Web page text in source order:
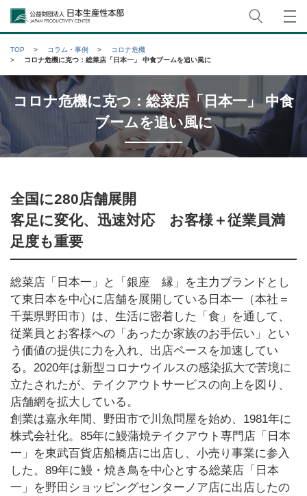
公益財団法人日本生産性本部
TOP コラム・事例
コロナ危機
コロナ危機に克つ：総菜店「日本一」 中食ブームを追い風に
コロナ危機に克つ：総菜店「日本一」 中食
ブームを追い風に
全国に280店舗展開
客足に変化、迅速対応 お客様＋従業員満
足度も重要
総菜店「日本一」と「銀座 縁」を主力ブランドとし
て東日本を中心に店舗を展開している日本一（本社＝
千葉県野田市）は、生活に密着した「食」を通して、
従業員とお客様への「あったか家族のお手伝い」とい
う価値の提供に力を入れ、出店ペースを加速してい
る。2020年は新型コロナウイルスの感染拡大で苦境に
立たされたが、テイクアウトサービスの向上を図り、
店舗網を拡大している。
創業は嘉永年間、野田市で川魚問屋を始め、1981年に
株式会社化。85年に鰻蒲焼テイクアウト専門店「日本
一」を東武百貨店船橋店に出店し、小売り事業に参入
した。89年に鰻・焼き鳥を中心とする総菜店「日本
一」を野田ショッピングセンターノア店に出店したの